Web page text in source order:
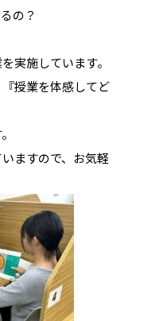
の？
実施しています。
授業を体感してど
ますので、お気軽